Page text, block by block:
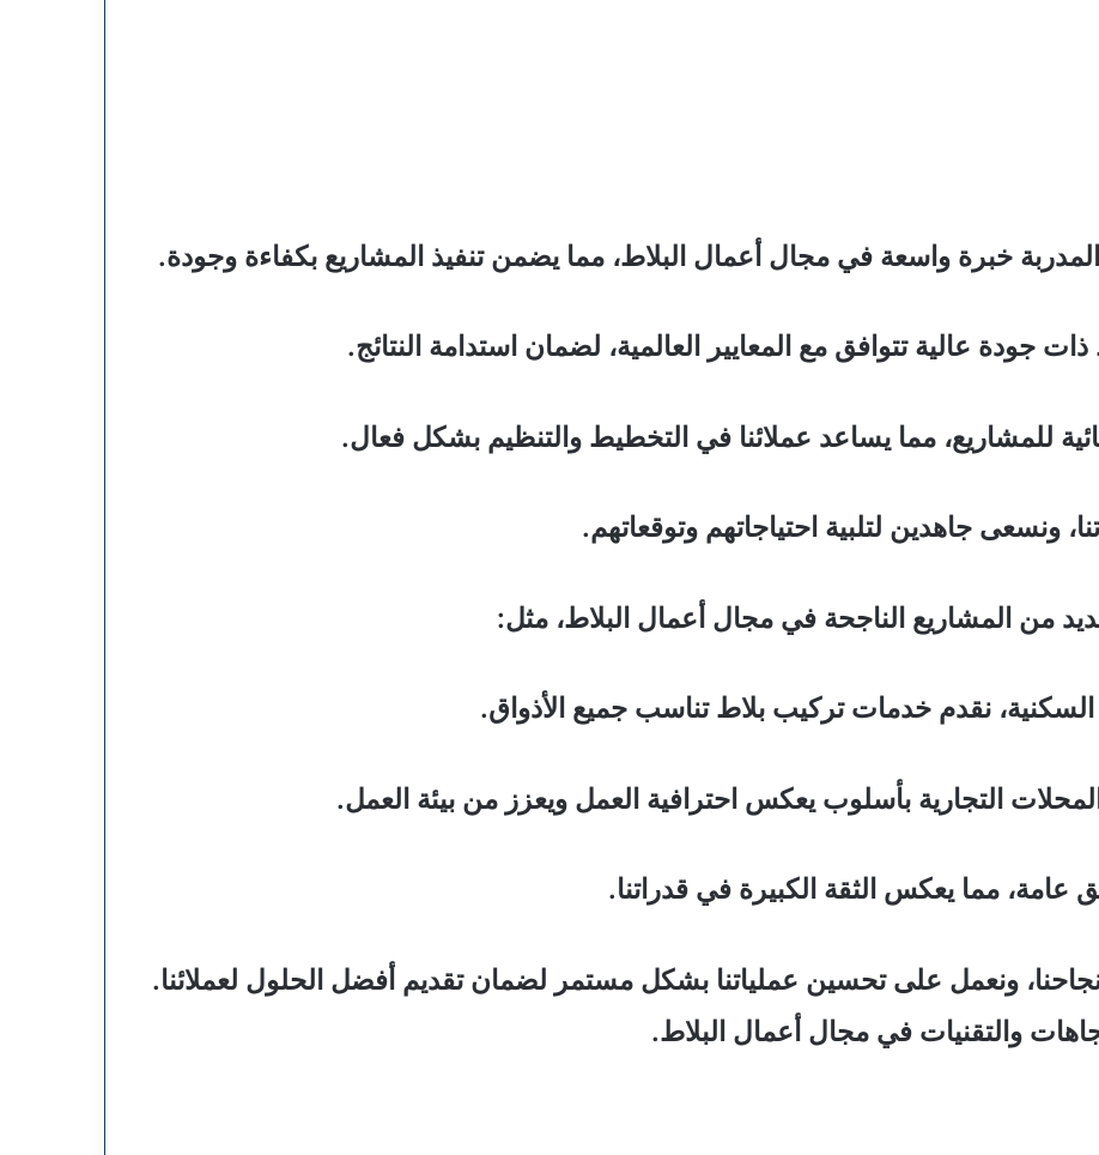
المدربة خبرة واسعة في مجال أعمال البلاط، مما يضمن تنفيذ المشاريع بكفاءة وجودة.
جودة عالية تتوافق مع المعايير العالمية، لضمان استدامة النتائج.
للمشاريع، مما يساعد عملائنا في التخطيط والتنظيم بشكل فعال.
ونسعى جاهدين لتلبية احتياجاتهم وتوقعاتهم.
من المشاريع الناجحة في مجال أعمال البلاط، مثل:
نقدم خدمات تركيب بلاط تناسب جميع الأذواق.
التجارية بأسلوب يعكس احترافية العمل ويعزز من بيئة العمل.
مما يعكس الثقة الكبيرة في قدراتنا.
ونعمل على تحسين عملياتنا بشكل مستمر لضمان تقديم أفضل الحلول لعملائنا.
والتقنيات في مجال أعمال البلاط.